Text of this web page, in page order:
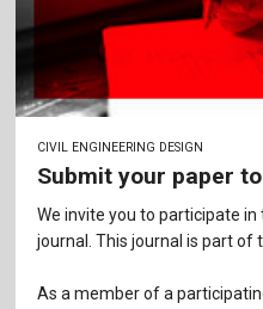
CIVIL ENGINEERING DESIGN
Submit your paper to
We invite you to participate
journal. This journal is part of
As a member of a